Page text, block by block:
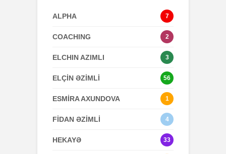
ALPHA 7
COACHING 2
ELCHIN AZIMLI 3
ELÇİN ƏZİMLİ 56
ESMİRA AXUNDOVA 1
FİDAN ƏZİMLİ 4
HEKAYƏ 33